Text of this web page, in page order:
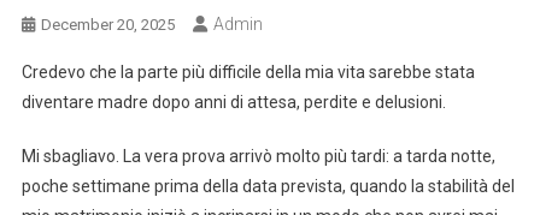
December 20, 2025 Admin
Credevo che la parte più difficile della mia vita sarebbe stata
diventare madre dopo anni di attesa, perdite e delusioni.
Mi sbagliavo. La vera prova arrivò molto più tardi: a tarda notte,
poche settimane prima della data prevista, quando la stabilità del